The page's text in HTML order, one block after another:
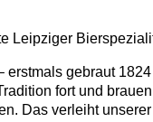
Leipziger
erstmals gebraut
fort und
Das verleiht